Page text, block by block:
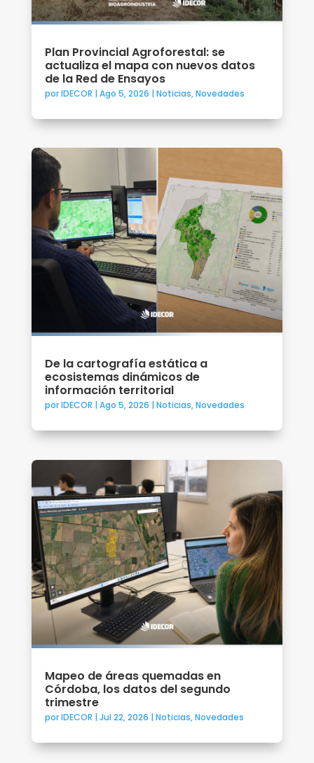
Plan Provincial Agroforestal: se
actualiza el mapa con nuevos datos
de la Red de Ensayos
porIDECOR | Ago 5, 2026 | Noticias,Novedades
De la cartografía estática a
ecosistemas dinámicos de
información territorial
porIDECOR Ago 5, 2026 Noticias,Novedades
Mapeo de áreas quemadas en
Córdoba, los datos del segundo
trimestre
porIDECOR | Jul 22, 2026 | Noticias,Novedades